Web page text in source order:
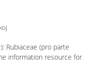
Rubiaceae (pro parte
information resource for